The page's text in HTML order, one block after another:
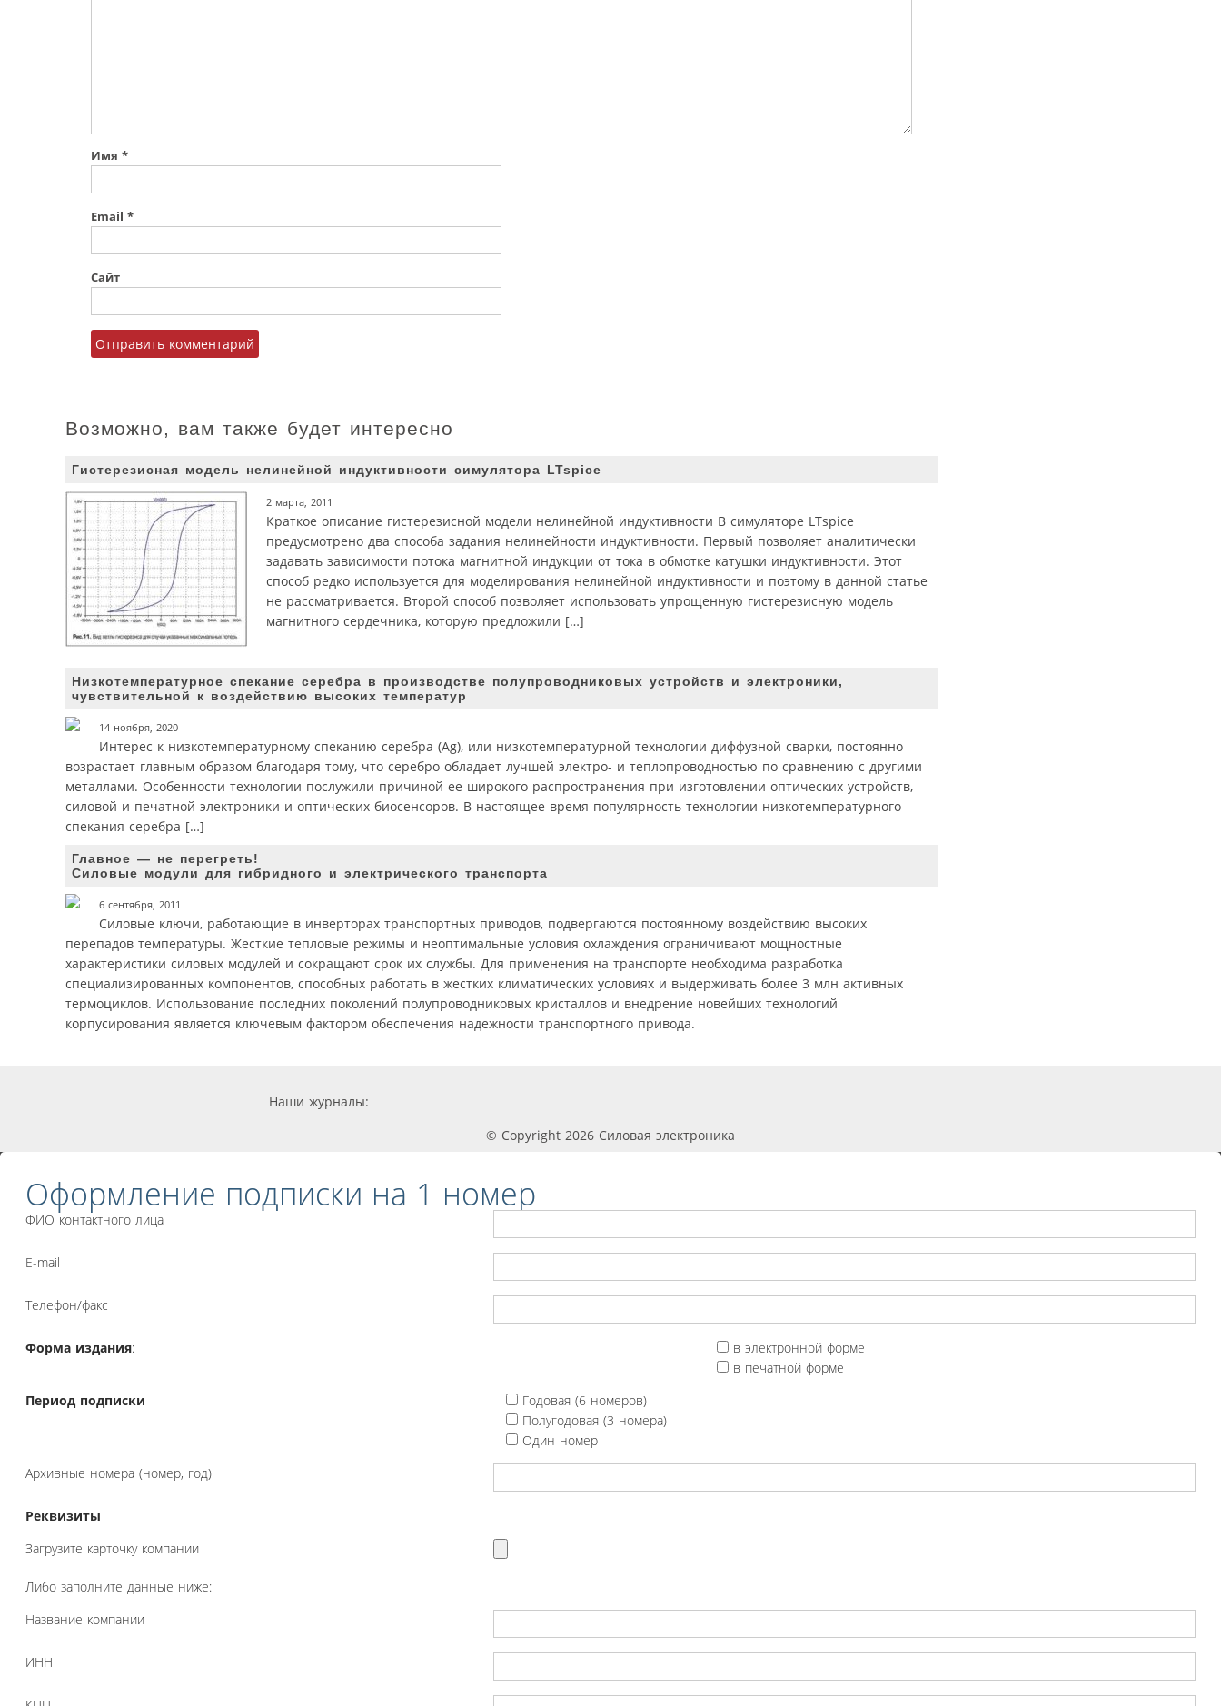
Имя *
Email *
Сайт
Возможно, вам также будет интересно
Гистерезисная модель нелинейной индуктивности симулятора LTspice
2 марта, 2011
Краткое описание гистерезисной модели нелинейной индуктивности В симуляторе LTspice
предусмотрено два способа задания нелинейности индуктивности. Первый позволяет аналитически
задавать зависимости потока магнитной индукции от тока в обмотке катушки индуктивности. Этот
способ редко используется для моделирования нелинейной индуктивности и поэтому в данной статье
не рассматривается. Второй способ позволяет использовать упрощенную гистерезисную модель
магнитного сердечника, которую предложили […]
Низкотемпературное спекание серебра в производстве полупроводниковых устройств и электроники,
чувствительной к воздействию высоких температур
14 ноября, 2020
Интерес к низкотемпературному спеканию серебра (Ag), или низкотемпературной технологии диффузной сварки, постоянно
возрастает главным образом благодаря тому, что серебро обладает лучшей электро- и теплопроводностью по сравнению с другими
металлами. Особенности технологии послужили причиной ее широкого распространения при изготовлении оптических устройств,
силовой и печатной электроники и оптических биосенсоров. В настоящее время популярность технологии низкотемпературного
спекания серебра […]
Главное — не перегреть!
Силовые модули для гибридного и электрического транспорта
6 сентября, 2011
Силовые ключи, работающие в инверторах транспортных приводов, подвергаются постоянному воздействию высоких
перепадов температуры. Жесткие тепловые режимы и неоптимальные условия охлаждения ограничивают мощностные
характеристики силовых модулей и сокращают срок их службы. Для применения на транспорте необходима разработка
специализированных компонентов, способных работать в жестких климатических условиях и выдерживать более 3 млн активных
термоциклов. Использование последних поколений полупроводниковых кристаллов и внедрение новейших технологий
корпусирования является ключевым фактором обеспечения надежности транспортного привода.
Наши журналы:
© Copyright 2026 Силовая электроника
Оформление подписки на 1 номер
ФИО контактного лица
E-mail
Телефон/факс
Форма издания:
в электронной форме
в печатной форме
Период подписки
Годовая (6 номеров)
Полугодовая (3 номера)
Один номер
Архивные номера (номер, год)
Реквизиты
Загрузите карточку компании
Либо заполните данные ниже:
Название компании
ИНН